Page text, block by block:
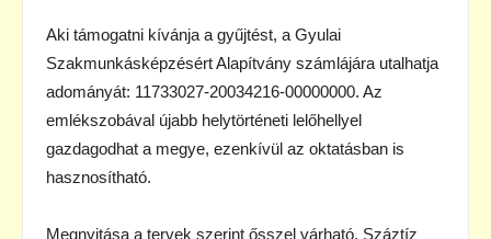
Aki támogatni kívánja a gyűjtést, a Gyulai
Szakmunkásképzésért Alapítvány számlájára utalhatja
adományát: 11733027-20034216-00000000. Az
emlékszobával újabb helytörténeti lelőhellyel
gazdagodhat a megye, ezenkívül az oktatásban is
hasznosítható.
Megnyitása a tervek szerint ősszel várható. Száztíz